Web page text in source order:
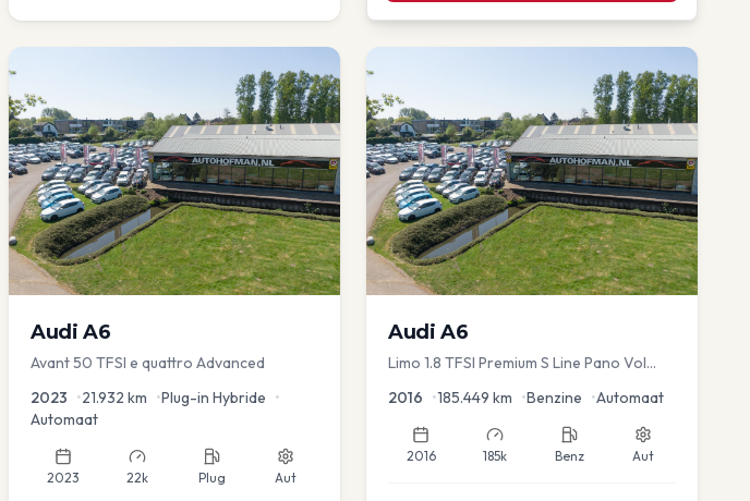
Audi A6
Avant 50 TFSI e quattro Advanced
2023 •21.932 km •Plug-in Hybride •
Automaat
2023 22k Plug Aut
Audi A6
Limo 1.8 TFSI Premium S Line Pano Vol
aKlep
2016 •185.449 km •Benzine •Automaat
2016 185k Benz Aut